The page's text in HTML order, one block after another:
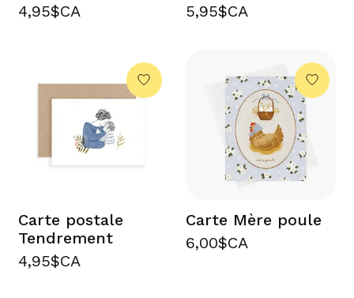
4,95$CA
5,95$CA
Carte postale
Tendrement
4,95$CA
Carte Mère poule
6,00$CA